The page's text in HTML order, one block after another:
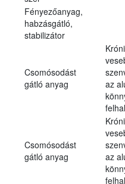
Fényezőanyag,
habzásgátló,
stabilizátor
Csomósodást
gátló anyag
az
Csomósodást
gátló anyag
az